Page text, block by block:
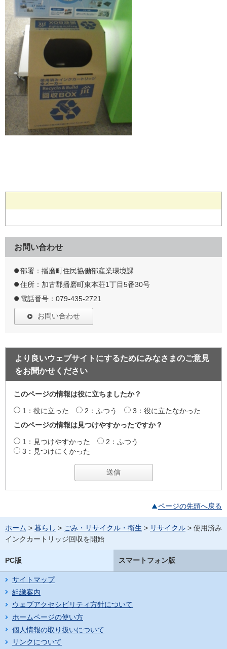
お問い合わせ
部署：播磨町住民協働部産業環境課
住所：加古郡播磨町東本荘1丁目5番30号
電話番号：079-435-2721
お問い合わせ
より良いウェブサイトにするためにみなさまのご意見
をお聞かせください
このページの情報は役に立ちましたか？
1：役に立った 2：ふつう
3：役に立たなかった
このページの情報は見つけやすかったですか？
1：見つけやすかった
2：ふつう
3：見つけにくかった
ページの先頭へ戻る
ホーム > 暮らし > ごみ・リサイクル・衛生 > リサイクル > 使用済み
インクカートリッジ回収を開始
PC版 スマートフォン版
サイトマップ
組織案内
ウェブアクセシビリティ方針について
ホームページの使い方
個人情報の取り扱いについて
リンクについて